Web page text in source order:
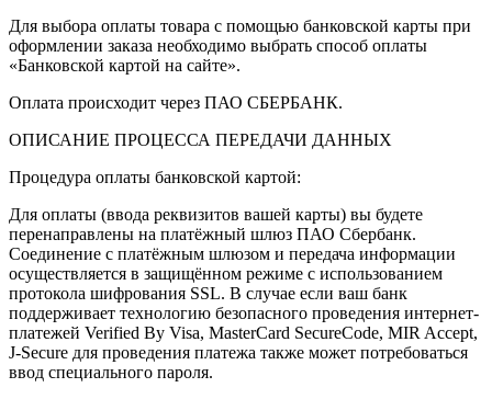
Для выбора оплаты товара с помощью банковской карты при
оформлении заказа необходимо выбрать способ оплаты
«Банковской картой на сайте».
Оплата происходит через ПАО СБЕРБАНК.
ОПИСАНИЕ ПРОЦЕССА ПЕРЕДАЧИ ДАННЫХ
Процедура оплаты банковской картой:
Для оплаты (ввода реквизитов вашей карты) вы будете
перенаправлены на платёжный шлюз ПАО Сбербанк.
Соединение с платёжным шлюзом и передача информации
осуществляется в защищённом режиме с использованием
протокола шифрования SSL. В случае если ваш банк
поддерживает технологию безопасного проведения интернет-
платежей Verified By Visa, MasterCard SecureCode, MIR Accept,
J-Secure для проведения платежа также может потребоваться
ввод специального пароля.